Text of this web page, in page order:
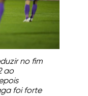
no fim
ao
foi forte